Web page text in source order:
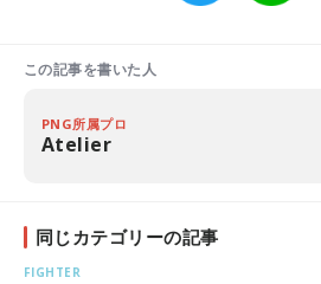
この記事を書いた人
PNG所属プロ
Atelier
同じカテゴリーの記事
FIGHTER